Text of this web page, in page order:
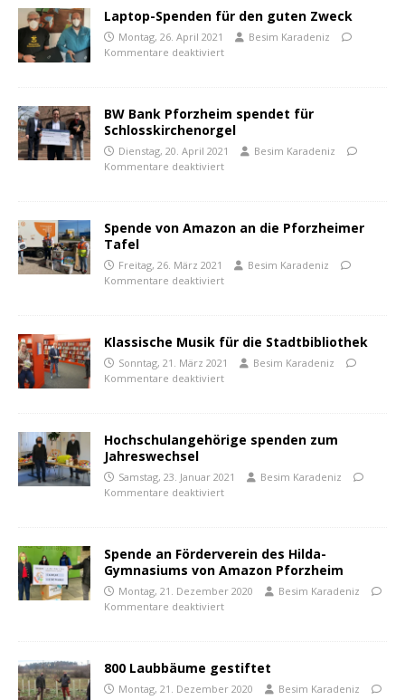
Laptop-Spenden für den guten Zweck
Montag, 26. April 2021
Besim Karadeniz
Kommentare deaktiviert
BW Bank Pforzheim spendet für
Schlosskirchenorgel
Dienstag, 20. April 2021
Besim Karadeniz
Kommentare deaktiviert
Spende von Amazon an die Pforzheimer
Tafel
Freitag, 26. März 2021
Besim Karadeniz
Kommentare deaktiviert
Klassische Musik für die Stadtbibliothek
Sonntag, 21. März 2021
Besim Karadeniz
Kommentare deaktiviert
Hochschulangehörige spenden zum
Jahreswechsel
Samstag, 23. Januar 2021
Besim Karadeniz
Kommentare deaktiviert
Spende an Förderverein des Hilda-
Gymnasiums von Amazon Pforzheim
Montag, 21. Dezember 2020
Besim Karadeniz
Kommentare deaktiviert
800 Laubbäume gestiftet
Montag, 21. Dezember 2020
Besim Karadeniz